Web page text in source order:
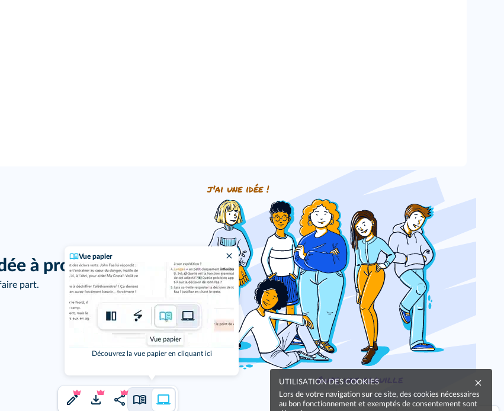
Vue papier
Découvrez la vue papier en cliquant ici
à proposer ?
part.
j'ai une idée !
Oups, une coquille
UTILISATION DES COOKIES
Lors de votre navigation sur ce site, des cookies nécessaires
au bon fonctionnement et exemptés de consentement sont